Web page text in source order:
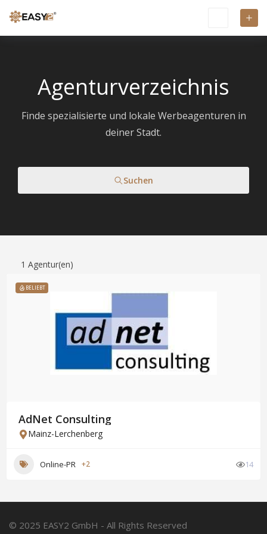
Agenturverzeichnis
Finde spezialisierte und lokale Werbeagenturen in
deiner Stadt.
Suchen
1 Agentur(en)
BELIEBT
AdNet Consulting
Mainz-Lerchenberg
Online-PR +2 14
© 2025 EASY2 GmbH - All Rights Reserved